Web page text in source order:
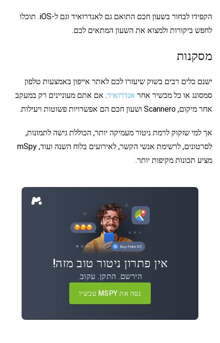
הקפידו לבחור בשעון חכם התואם גם לאנדרואיד וגם ל-iOS. תוכלו
לחפש ביקורות ולמצוא את השעון המתאים לכם.
מסקנות
ישנם כלים רבים בשוק שיעזרו לכם לאתר אייפון באמצעות טלפון
סמסונג או כל מכשיר אחר אנדרואיד. אם אתם מעוניינים רק במעקב
אחר מיקום, Scannero ושעון חכם הם אפשרויות פשוטות ויעילות.
אך למי שזקוק לרמת ניטור מעמיקה יותר, הכוללת גישה לתמונות,
לסרטונים, לרשימת אנשי הקשר, לאירועים בלוח השנה ועוד, mSpy
מציע תכונות מקיפות יותר.
אין פתרון ניטור טוב מזה!
הירשם. התקן. עקוב.
נסה את MSPY עכשיו